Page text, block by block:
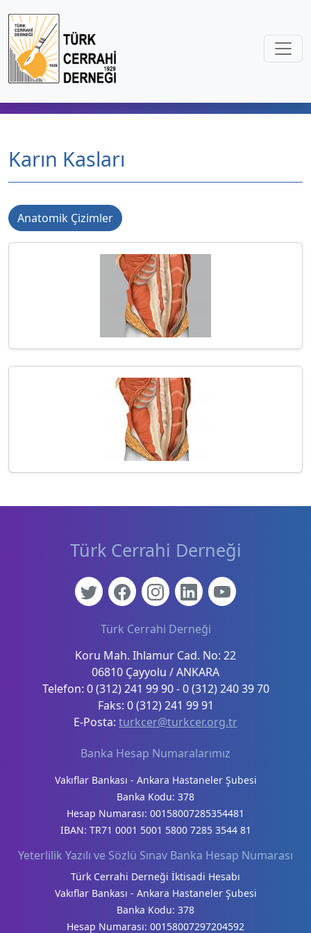
Karın Kasları
Anatomik Çizimler
Türk Cerrahi Derneği
Koru Mah. Ihlamur Cad. No: 22
06810 Çayyolu / ANKARA
Telefon: 0 (312) 241 99 90 - 0 (312) 240 39 70
Faks: 0 (312) 241 99 91
E-Posta: turkcer@turkcer.org.tr
Türk Cerrahi Derneği
Banka Hesap Numaralarımız
Vakıflar Bankası - Ankara Hastaneler Şubesi
Banka Kodu: 378
Hesap Numarası: 00158007285354481
IBAN: TR71 0001 5001 5800 7285 3544 81
Yeterlilik Yazılı ve Sözlü Sınav Banka Hesap Numarası
Türk Cerrahi Derneği İktisadi Hesabı
Vakıflar Bankası - Ankara Hastaneler Şubesi
Banka Kodu: 378
Hesap Numarası: 00158007297204592